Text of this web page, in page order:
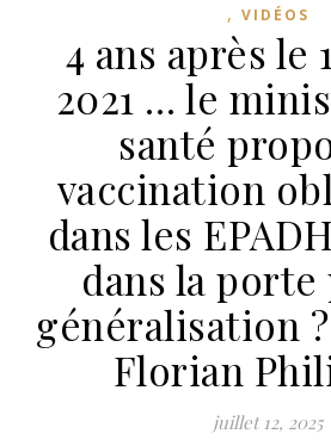
, VIDÉOS
4 ans après le
2021 … le
santé
vaccination
dans les
dans la porte
généralisation
Florian
juillet 12, 2025